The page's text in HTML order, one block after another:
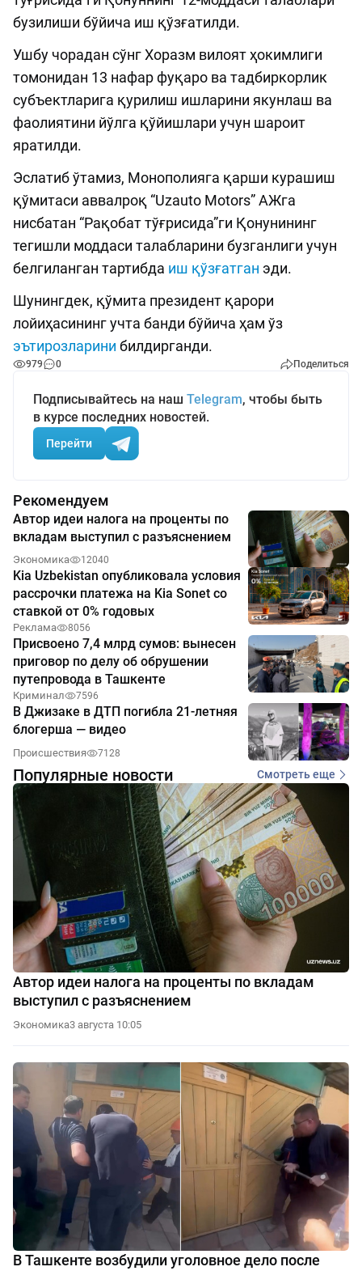
бузилиши бўйича иш қўзғатилди.
Ушбу чорадан сўнг Хоразм вилоят ҳокимлиги
томонидан 13 нафар фуқаро ва тадбиркорлик
субъектларига қурилиш ишларини якунлаш ва
фаолиятини йўлга қўйишлари учун шароит
яратилди.
Эслатиб ўтамиз, Монополияга қарши курашиш
қўмитаси аввалроқ “Uzauto Motors” АЖга
нисбатан “Рақобат тўғрисида”ги Қонунининг
тегишли моддаси талабларини бузганлиги учун
белгиланган тартибда иш қўзғатган эди.
Шунингдек, қўмита президент қарори
лойиҳасининг учта банди бўйича ҳам ўз
эътирозларини билдирганди.
979 0 Поделиться
Подписывайтесь на наш Telegram, чтобы быть
в курсе последних новостей.
Перейти
Рекомендуем
Автор идеи налога на проценты по
вкладам выступил с разъяснением
Экономика 12040
Kia Uzbekistan опубликовала условия
рассрочки платежа на Kia Sonet со
ставкой от 0% годовых
Реклама 8056
Присвоено 7,4 млрд сумов: вынесен
приговор по делу об обрушении
путепровода в Ташкенте
Криминал 7596
В Джизаке в ДТП погибла 21-летняя
блогерша — видео
Происшествия 7128
Популярные новости Смотреть еще
Автор идеи налога на проценты по вкладам
выступил с разъяснением
Экономика3 августа 10:05
В Ташкенте возбудили уголовное дело после